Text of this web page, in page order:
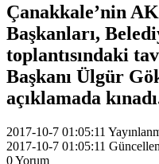
Çanakkale’nin
Başkanları,
toplantısındaki
Başkanı Ülgür
açıklamada
2017-10-7 01:05:11
2017-10-7 01:05:11
0Yorum